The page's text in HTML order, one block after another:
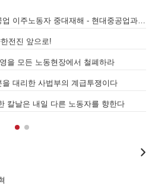
전진 앞으로!
을 모든 노동현장에서 철폐하라
대리한 사법부의 계급투쟁이다
칼날은 내일 다른 노동자를 향한다